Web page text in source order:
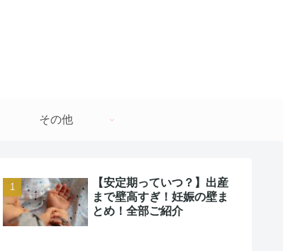
その他
【安定期っていつ？】出産
まで壁高すぎ！妊娠の壁ま
とめ！全部ご紹介